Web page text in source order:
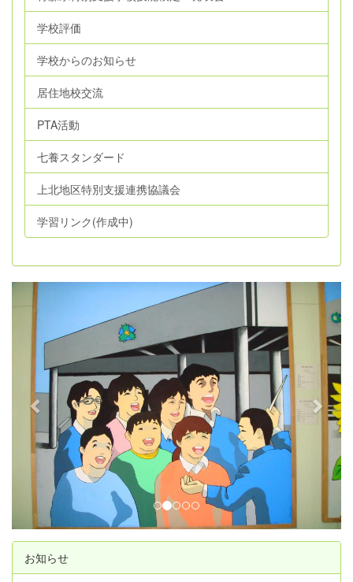
学校評価
学校からのお知らせ
居住地校交流
PTA活動
七養スタンダード
上北地区特別支援連携協議会
学習リンク(作成中)
p
r
e
v
o
s
n
e
x
お知らせ